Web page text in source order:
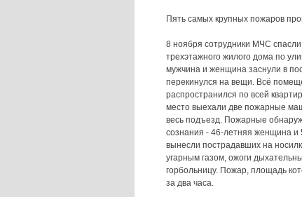
Пять самых крупных пожаров
8 ноября сотрудники МЧС
трехэтажного жилого дома по
мужчина и женщина заснули в
перекинулся на вещи. Всё
распространился по всей
место выехали две пожарные
весь подъезд. Пожарные
сознания - 46-летняя женщина
вынесли пострадавших на
угарным газом, ожоги
горбольницу. Пожар, площадь
за два часа.